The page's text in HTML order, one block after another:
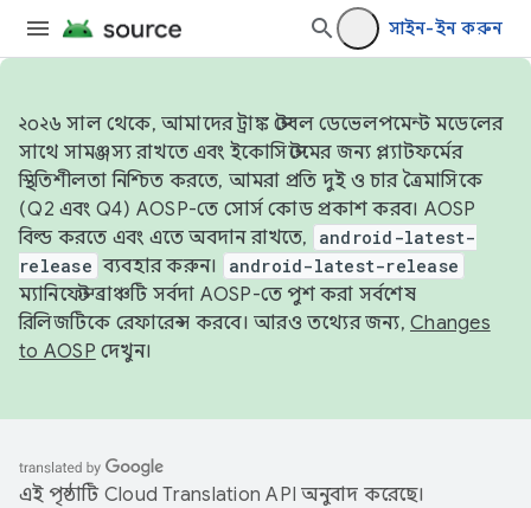
সাইন-ইন করুন
২০২৬ সাল থেকে, আমাদের ট্রাঙ্ক স্টেবল ডেভেলপমেন্ট মডেলের
সাথে সামঞ্জস্য রাখতে এবং ইকোসিস্টেমের জন্য প্ল্যাটফর্মের
স্থিতিশীলতা নিশ্চিত করতে, আমরা প্রতি দুই ও চার ত্রৈমাসিকে
(Q2 এবং Q4) AOSP-তে সোর্স কোড প্রকাশ করব। AOSP
বিল্ড করতে এবং এতে অবদান রাখতে,
android-latest-
release ব্যবহার করুন। android-latest-release
ম্যানিফেস্ট ব্রাঞ্চটি সর্বদা AOSP-তে পুশ করা সর্বশেষ
রিলিজটিকে রেফারেন্স করবে। আরও তথ্যের জন্য, Changes
to AOSP দেখুন।
এই পৃষ্ঠাটি Cloud Translation API অনুবাদ করেছে।